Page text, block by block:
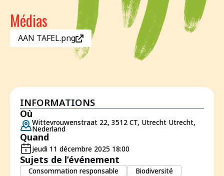
Médias
AAN TAFEL.png
INFORMATIONS
Où
Wittevrouwenstraat 22, 3512 CT, Utrecht Utrecht,
Nederland
Quand
jeudi 11 décembre 2025 18:00
Sujets de l’événement
Consommation responsable
Biodiversité